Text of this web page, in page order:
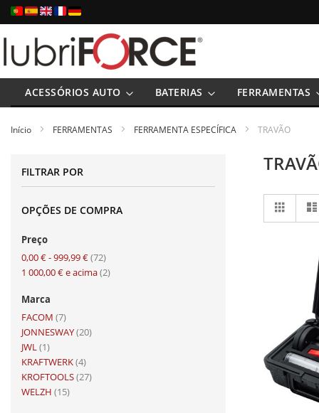
Ir
para
Conteúdo
ACESSÓRIOS AUTO BATERIAS FERRAMENTAS
Início FERRAMENTAS FERRAMENTA ESPECÍFICA TRAVÃO
Ver
como
Grelha
FILTRAR POR
OPÇÕES DE COMPRA
Preço
0,00 €-999,99 € 72artigo
1 000,00 €e acima 2artigo
Marca
FACOM 7artigo
JONNESWAY 20artigo
JWL 1artigo
KRAFTWERK 4artigo
KROFTOOLS 27artigo
WELZH 15artigo